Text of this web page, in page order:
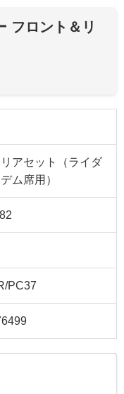
フロント＆リ
アセット（ライダ
ム席用）
PC37